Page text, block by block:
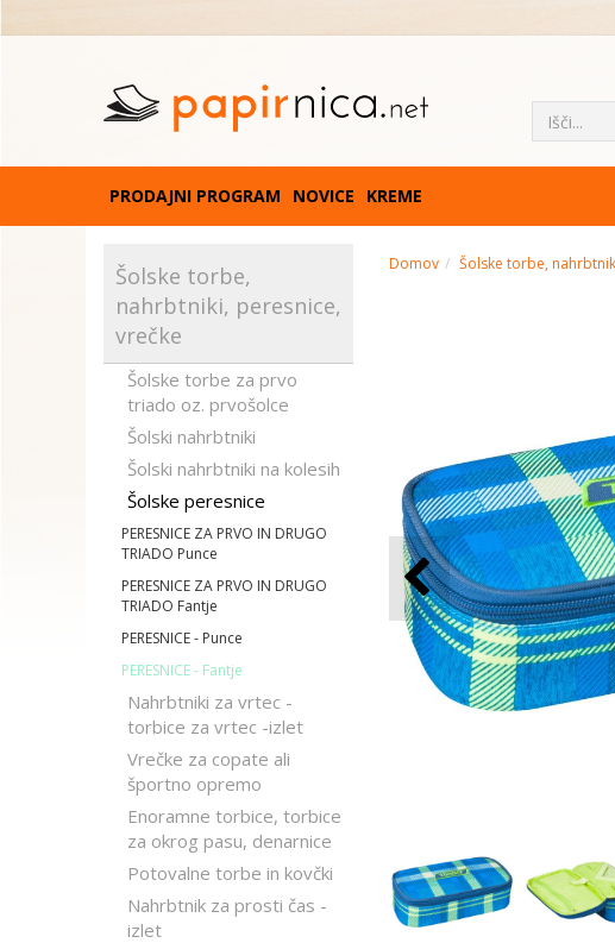
PRODAJNI PROGRAM NOVICE KREME
Šolske torbe,
nahrbtniki, peresnice,
vrečke
Šolske torbe za prvo
triado oz. prvošolce
Šolski nahrbtniki
Šolski nahrbtniki na kolesih
Šolske peresnice
PERESNICE ZA PRVO IN DRUGO
TRIADO Punce
PERESNICE ZA PRVO IN DRUGO
TRIADO Fantje
PERESNICE - Punce
PERESNICE - Fantje
Nahrbtniki za vrtec -
torbice za vrtec -izlet
Vrečke za copate ali
športno opremo
Enoramne torbice, torbice
za okrog pasu, denarnice
Potovalne torbe in kovčki
Nahrbtnik za prosti čas -
izlet
Domov Šolske torbe,